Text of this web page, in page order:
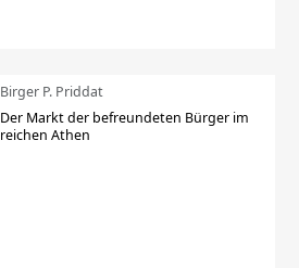
Birger P. Priddat
Der Markt der befreundeten Bürger im
reichen Athen